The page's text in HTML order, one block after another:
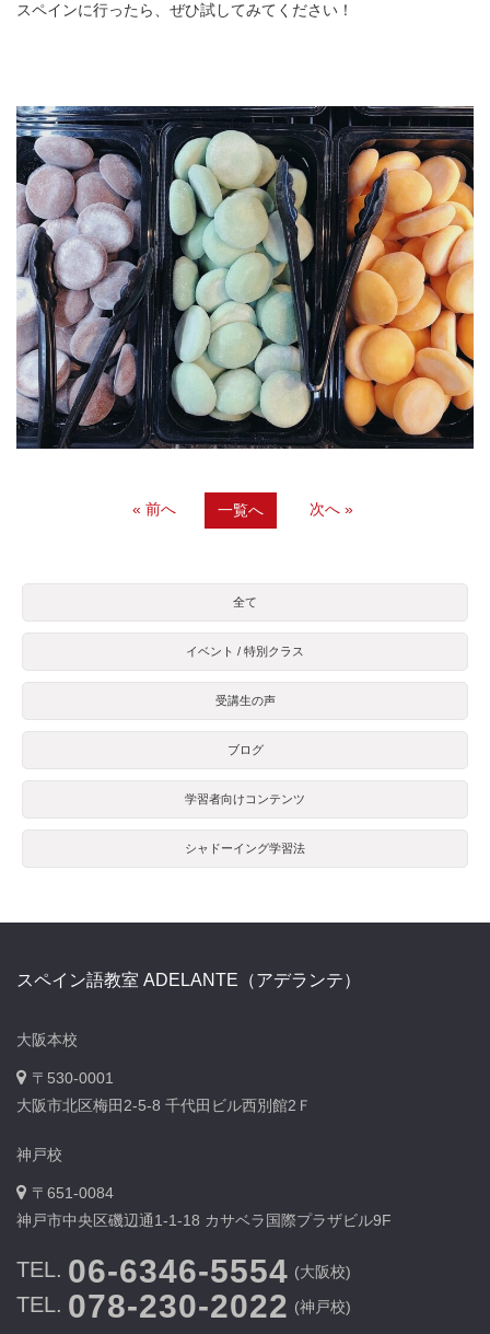
スペインに行ったら、ぜひ試してみてください！
« 前へ 一覧へ 次へ »
全て
イベント / 特別クラス
受講生の声
ブログ
学習者向けコンテンツ
シャドーイング学習法
スペイン語教室 ADELANTE（アデランテ）
大阪本校
〒530-0001
大阪市北区梅田2-5-8 千代田ビル西別館2Ｆ
神戸校
〒651-0084
神戸市中央区磯辺通1-1-18 カサベラ国際プラザビル9F
TEL. 06-6346-5554 (大阪校)
TEL. 078-230-2022 (神戸校)